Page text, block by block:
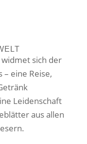
widmet sich der
– eine Reise,
Leidenschaft
aus allen